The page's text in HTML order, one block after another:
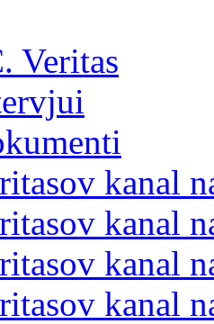
Veritas
kanal
kanal
kanal
kanal